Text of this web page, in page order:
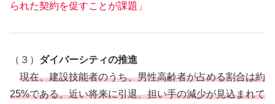
られた契約を促すことが課題」
（３） ダイバーシティの推進
現在、建設技能者のうち、男性高齢者が占める割合は約
25%である。近い将来に引退、担い手の減少が見込まれて